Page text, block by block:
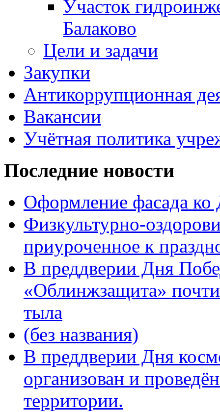
Участок
Балаково
Цели и задачи
Закупки
Антикоррупционная
Вакансии
Учётная политика
Последние новости
Оформление фасада
Физкультурно-
приуроченное к
В преддверии Дня
«Облинжзащита»
тыла
(без названия)
В преддверии Дня
организован и
территории.